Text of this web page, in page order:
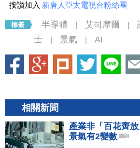
按讚加入 新唐人亞太電視台粉絲團
半導體 艾司摩爾
士
景氣 AI
相關新聞
產業非「百花齊
景氣有2變數